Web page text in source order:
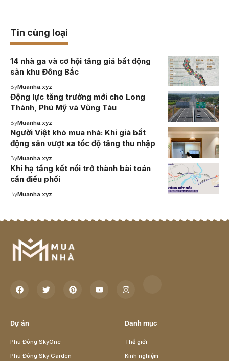
Tin cùng loại
14 nhà ga và cơ hội tăng giá bất động
sản khu Đông Bắc
ByMuanha.xyz
Động lực tăng trưởng mới cho Long
Thành, Phú Mỹ và Vũng Tàu
ByMuanha.xyz
Người Việt khó mua nhà: Khi giá bất
động sản vượt xa tốc độ tăng thu nhập
ByMuanha.xyz
Khi hạ tầng kết nối trở thành bài toán
cần điều phối
ByMuanha.xyz
Dự án
Phú Đông SkyOne
Phú Đông Sky Garden
Danh mục
Thế giới
Kinh nghiệm